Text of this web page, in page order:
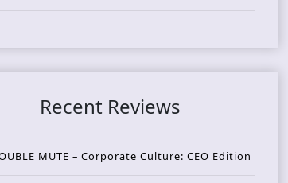
Recent Reviews
MUTE – Corporate Culture: CEO Edition